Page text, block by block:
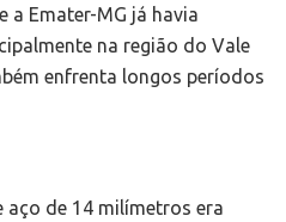
a Emater-MG já havia
na região do Vale
enfrenta longos períodos
aço de 14 milímetros era